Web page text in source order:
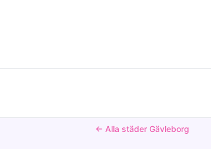
← Alla städer Gävleborg